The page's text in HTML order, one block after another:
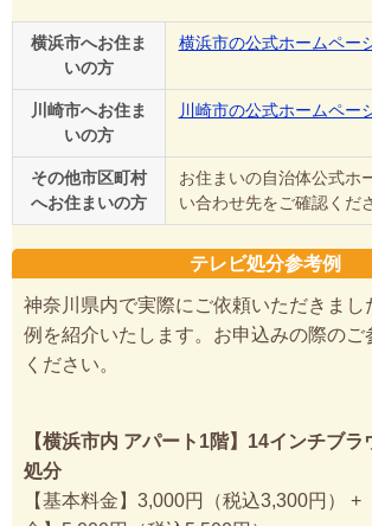
横浜市へお住ま
いの方
横浜市の公式ホームペー
川崎市へお住ま
いの方
川崎市の公式ホームペー
その他市区町村
へお住まいの方
お住まいの自治体公式ホ
い合わせ先をご確認くだ
テレビ処分参考例
神奈川県内で実際にご依頼いただきまし
例を紹介いたします。お申込みの際のご
ください。
【横浜市内 アパート1階】14インチブ
処分
【基本料金】3,000円（税込3,300円） +